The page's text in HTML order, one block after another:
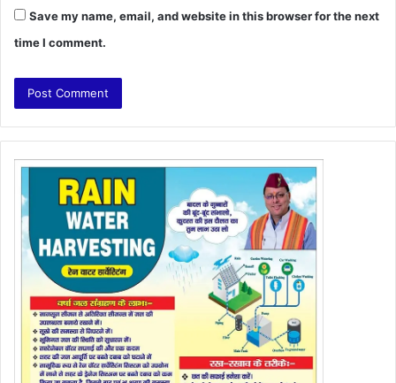
Save my name, email, and website in this browser for the next
time I comment.